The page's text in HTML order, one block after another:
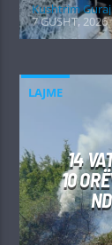
Kushtrim Guraj
7 GUSHT, 2026
LAJME
14
10